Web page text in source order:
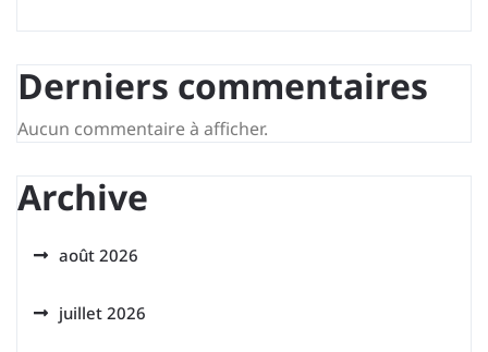
Derniers commentaires
Aucun commentaire à afficher.
Archive
août 2026
juillet 2026